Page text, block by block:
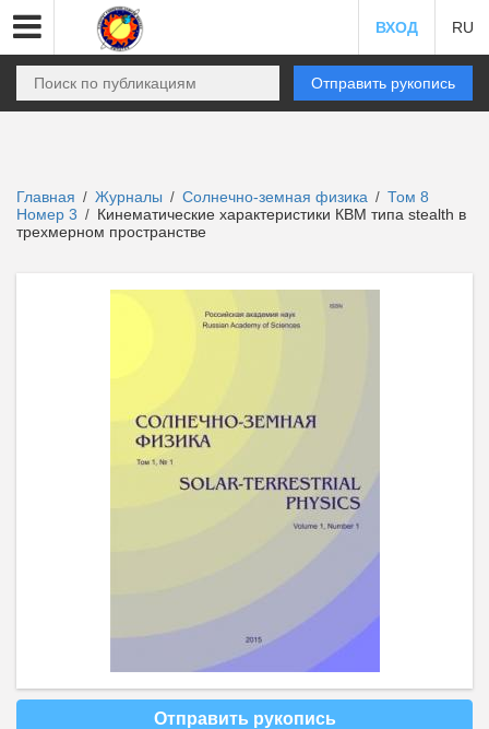
ВХОД RU
Отправить рукопись
Главная / Журналы / Солнечно-земная физика / Том 8
Номер 3 / Кинематические характеристики КВМ типа stealth в
трехмерном пространстве
Отправить рукопись